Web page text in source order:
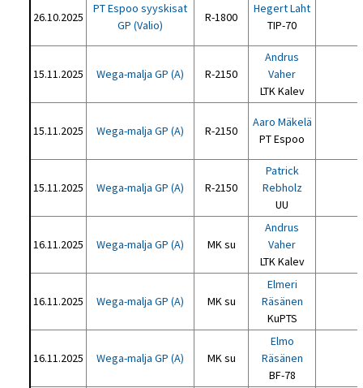
26.10.2025
PT Espoo syyskisat
GP (Valio)
R-1800
Hegert Laht
TIP-70
15.11.2025 Wega-malja GP (A) R-2150
Andrus
Vaher
LTK Kalev
15.11.2025 Wega-malja GP (A) R-2150
Aaro Mäkelä
PT Espoo
15.11.2025 Wega-malja GP (A) R-2150
Patrick
Rebholz
UU
16.11.2025 Wega-malja GP (A) MK su
Andrus
Vaher
LTK Kalev
16.11.2025 Wega-malja GP (A) MK su
Elmeri
Räsänen
KuPTS
16.11.2025 Wega-malja GP (A) MK su
Elmo
Räsänen
BF-78